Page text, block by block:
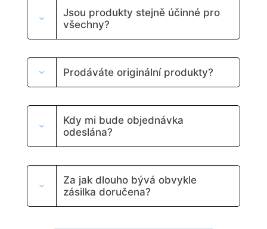
Jsou produkty stejně účinné pro
všechny?
Prodáváte originální produkty?
Kdy mi bude objednávka
odeslána?
Za jak dlouho bývá obvykle
zásilka doručena?